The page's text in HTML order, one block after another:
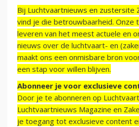
Bij Luchtvaartnieuws en zustersite
vind je die betrouwbaarheid. Onze
leveren van het meest actuele en
nieuws over de luchtvaart- en
maakt ons een onmisbare bron
een stap voor willen blijven.
Abonneer je voor exclusieve
Door je te abonneren op
Luchtvaartnieuws Magazine en
je toegang tot exclusieve content